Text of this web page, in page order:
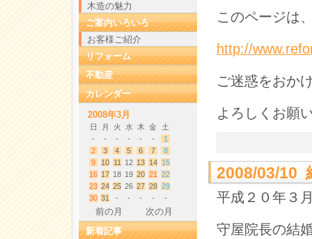
このページは
http://
ご迷惑をおか
よろしくお願
2008/03/10
平成２０年３
守屋院長の結
木造の魅力
ご案内いろいろ
お客様ご紹介
リフォーム
不動産
カレンダー
2008年3月
日 月 火 水 木 金
土
-
- - - - -
1
2
3 4 5 6 7
8
9
10 11 12 13 14
15
16 17 18 19 20 21
22
23 24 25 26 27 28 29
30 31 - - - - -
前の月
次の月
新着記事